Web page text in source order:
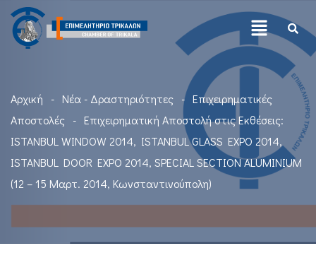
Αρχική Νέα - Δραστηριότητες
Επιχειρηματικές
Αποστολές
Επιχειρηματική Αποστολή στις Εκθέσεις:
ISTANBUL WINDOW 2014, ISTANBUL GLASS EXPO 2014,
ΙSTANBUL DOOR EXPO 2014, SPECIAL SECTION ALUMINIUM
(12 – 15 Μαρτ. 2014, Κωνσταντινούπολη)